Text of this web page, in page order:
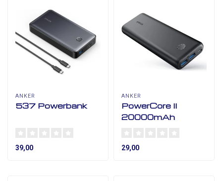
ANKER
537 Powerbank
39,00
ANKER
PowerCore II
20000mAh
29,00